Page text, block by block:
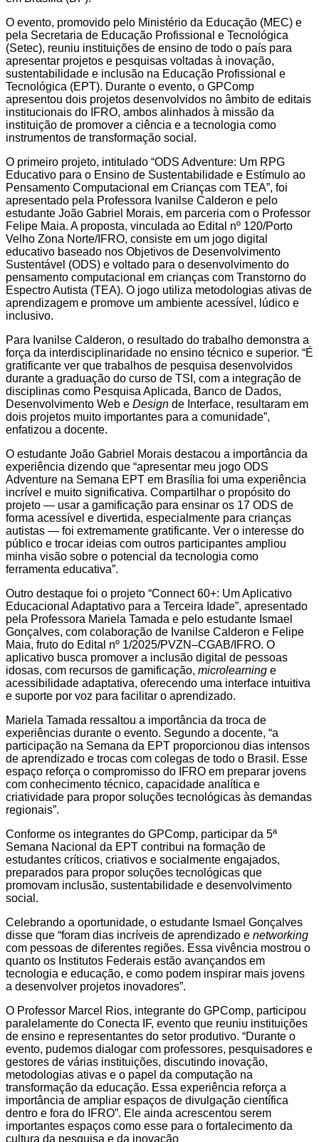
O evento, promovido pelo Ministério da Educação (MEC) e
pela Secretaria de Educação Profissional e Tecnológica
(Setec), reuniu instituições de ensino de todo o país para
apresentar projetos e pesquisas voltadas à inovação,
sustentabilidade e inclusão na Educação Profissional e
Tecnológica (EPT). Durante o evento, o GPComp
apresentou dois projetos desenvolvidos no âmbito de editais
institucionais do IFRO, ambos alinhados à missão da
instituição de promover a ciência e a tecnologia como
instrumentos de transformação social.
O primeiro projeto, intitulado “ODS Adventure: Um RPG
Educativo para o Ensino de Sustentabilidade e Estímulo ao
Pensamento Computacional em Crianças com TEA”, foi
apresentado pela Professora Ivanilse Calderon e pelo
estudante João Gabriel Morais, em parceria com o Professor
Felipe Maia. A proposta, vinculada ao Edital nº 120/Porto
Velho Zona Norte/IFRO, consiste em um jogo digital
educativo baseado nos Objetivos de Desenvolvimento
Sustentável (ODS) e voltado para o desenvolvimento do
pensamento computacional em crianças com Transtorno do
Espectro Autista (TEA). O jogo utiliza metodologias ativas de
aprendizagem e promove um ambiente acessível, lúdico e
inclusivo.
Para Ivanilse Calderon, o resultado do trabalho demonstra a
força da interdisciplinaridade no ensino técnico e superior. “É
gratificante ver que trabalhos de pesquisa desenvolvidos
durante a graduação do curso de TSI, com a integração de
disciplinas como Pesquisa Aplicada, Banco de Dados,
Desenvolvimento Web e Design de Interface, resultaram em
dois projetos muito importantes para a comunidade”,
enfatizou a docente.
O estudante João Gabriel Morais destacou a importância da
experiência dizendo que “apresentar meu jogo ODS
Adventure na Semana EPT em Brasília foi uma experiência
incrível e muito significativa. Compartilhar o propósito do
projeto — usar a gamificação para ensinar os 17 ODS de
forma acessível e divertida, especialmente para crianças
autistas — foi extremamente gratificante. Ver o interesse do
público e trocar ideias com outros participantes ampliou
minha visão sobre o potencial da tecnologia como
ferramenta educativa”.
Outro destaque foi o projeto “Connect 60+: Um Aplicativo
Educacional Adaptativo para a Terceira Idade”, apresentado
pela Professora Mariela Tamada e pelo estudante Ismael
Gonçalves, com colaboração de Ivanilse Calderon e Felipe
Maia, fruto do Edital nº 1/2025/PVZN–CGAB/IFRO. O
aplicativo busca promover a inclusão digital de pessoas
idosas, com recursos de gamificação, microlearning e
acessibilidade adaptativa, oferecendo uma interface intuitiva
e suporte por voz para facilitar o aprendizado.
Mariela Tamada ressaltou a importância da troca de
experiências durante o evento. Segundo a docente, “a
participação na Semana da EPT proporcionou dias intensos
de aprendizado e trocas com colegas de todo o Brasil. Esse
espaço reforça o compromisso do IFRO em preparar jovens
com conhecimento técnico, capacidade analítica e
criatividade para propor soluções tecnológicas às demandas
regionais”.
Conforme os integrantes do GPComp, participar da 5ª
Semana Nacional da EPT contribui na formação de
estudantes críticos, criativos e socialmente engajados,
preparados para propor soluções tecnológicas que
promovam inclusão, sustentabilidade e desenvolvimento
social.
Celebrando a oportunidade, o estudante Ismael Gonçalves
disse que “foram dias incríveis de aprendizado e networking
com pessoas de diferentes regiões. Essa vivência mostrou o
quanto os Institutos Federais estão avançandos em
tecnologia e educação, e como podem inspirar mais jovens
a desenvolver projetos inovadores”.
O Professor Marcel Rios, integrante do GPComp, participou
paralelamente do Conecta IF, evento que reuniu instituições
de ensino e representantes do setor produtivo. “Durante o
evento, pudemos dialogar com professores, pesquisadores e
gestores de várias instituições, discutindo inovação,
metodologias ativas e o papel da computação na
transformação da educação. Essa experiência reforça a
importância de ampliar espaços de divulgação científica
dentro e fora do IFRO”. Ele ainda acrescentou serem
importantes espaços como esse para o fortalecimento da
cultura da pesquisa e da inovação